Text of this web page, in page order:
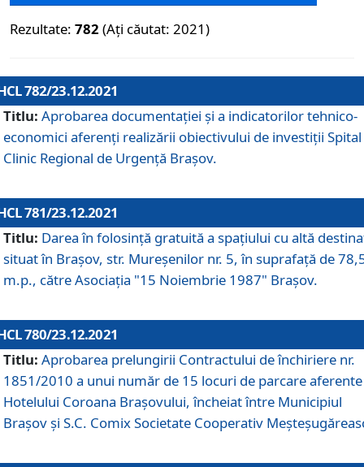
Rezultate: 782 (Ați căutat: 2021)
782/23.12.2021
Titlu: Aprobarea documentației și a indicatorilor tehnico-
economici aferenți realizării obiectivului de investiții Spital
Clinic Regional de Urgență Brașov.
781/23.12.2021
Titlu: Darea în folosinţă gratuită a spaţiului cu altă
situat în Braşov, str. Mureşenilor nr. 5, în suprafaţă de
m.p., către Asociaţia "15 Noiembrie 1987" Braşov.
780/23.12.2021
Titlu: Aprobarea prelungirii Contractului de închiriere nr.
1851/2010 a unui număr de 15 locuri de parcare aferente
Hotelului Coroana Brașovului, încheiat între Municipiul
Braşov şi S.C. Comix Societate Cooperativ